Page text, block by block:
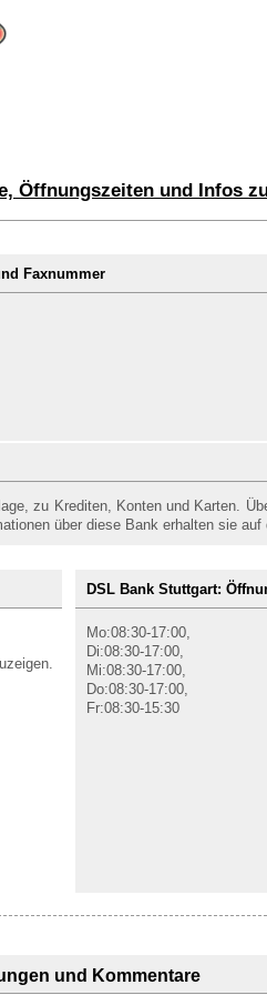
Öffnungszeiten und Infos
Faxnummer
zu Krediten, Konten und Karten.
über diese Bank erhalten sie auf
DSL Bank Stuttgart:
Mo:08:30-17:00,
Di:08:30-17:00,
Mi:08:30-17:00,
Do:08:30-17:00,
Fr:08:30-15:30
und Kommentare